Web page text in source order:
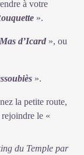
à votre
».
d’Icard », ou
».
la petite route,
le «
du Temple par